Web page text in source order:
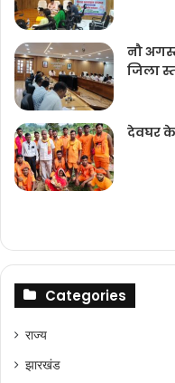
नौ
जिला
देवघर के
Categories
राज्‍य
झारखंड